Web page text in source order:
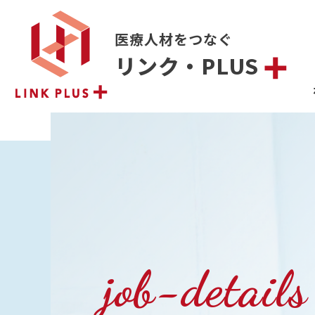
医療人材をつなぐ
リンク・PLUS
job-details